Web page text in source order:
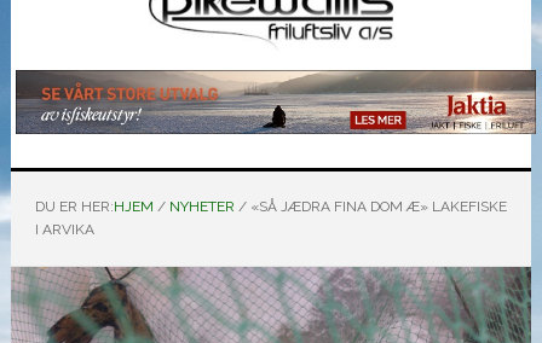
DU ER HER:HJEM / NYHETER /«SÅ JÆDRA FINA DOM Æ» LAKEFISKE
I ARVIKA